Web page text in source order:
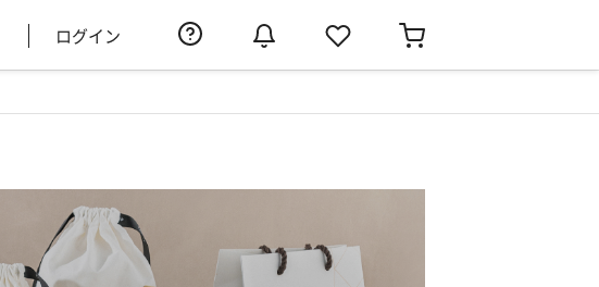
ログイン